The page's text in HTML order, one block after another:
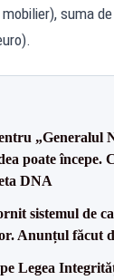
suma
„Generalul
poate începe.
DNA
sistemul de
Anunțul făcut
Legea